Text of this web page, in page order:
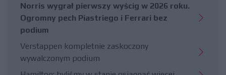
Norris wygrał pierwszy wyścig w 2026 roku.
Ogromny pech Piastriego i Ferrari bez
podium
Verstappen kompletnie zaskoczony
wywalczonym podium